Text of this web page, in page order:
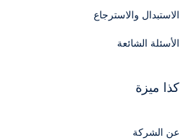
الاستبدال والاسترجاع
الأسئلة الشائعة
كذا ميزة
عن الشركة